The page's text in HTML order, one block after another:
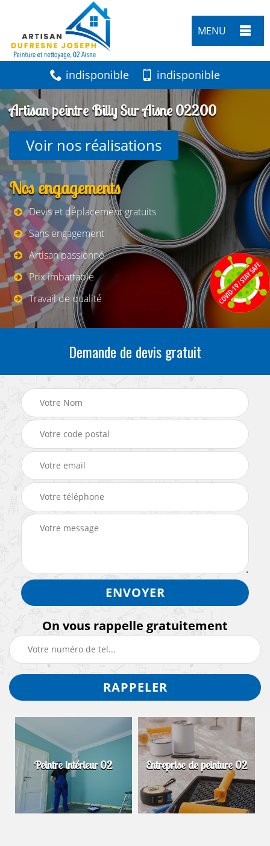
MENU
indisponible indisponible
Artisan peintre Billy Sur Aisne 02200
Voir nos réalisations
Nos engagements
Devis et déplacement gratuits
Sans engagement
Artisan passionné
Prix imbattable
Travail de qualité
Demande de devis gratuit
On vous rappelle gratuitement
Peintre intérieur 02 Entreprise de peinture 02